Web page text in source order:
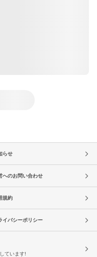
らせ
へのお問い合わせ
規約
イバシーポリシー
ています!